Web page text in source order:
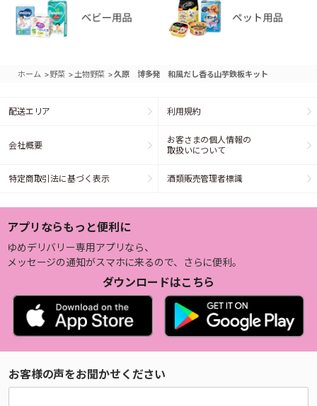
ホーム >野菜 > 土物野菜 >久原 博多発 和風だし香る山芋鉄板キット
配送エリア 利用規約
会社概要
お客さまの個人情報の
取扱いについて
特定商取引法に基づく表示 酒類販売管理者標識
アプリならもっと便利に
ゆめデリバリー専用アプリなら、
メッセージの通知がスマホに来るので、さらに便利。
ダウンロードはこちら
お客様の声をお聞かせください